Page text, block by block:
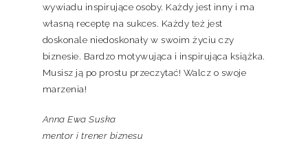
wywiadu inspirujące osoby. Każdy jest inny i ma
własną receptę na sukces. Każdy też jest
doskonale niedoskonały w swoim życiu czy
biznesie. Bardzo motywująca i inspirująca książka.
Musisz ją po prostu przeczytać! Walcz o swoje
marzenia!
Anna Ewa Suska
mentor i trener biznesu